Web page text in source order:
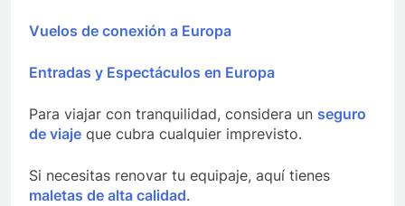
Vuelos de conexión a Europa
Entradas y Espectáculos en Europa
Para viajar con tranquilidad, considera un seguro
de viaje que cubra cualquier imprevisto.
Si necesitas renovar tu equipaje, aquí tienes
maletas de alta calidad.